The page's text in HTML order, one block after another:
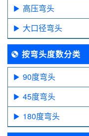
高压弯头
大口径弯头
按弯头度数分类
90度弯头
45度弯头
180度弯头